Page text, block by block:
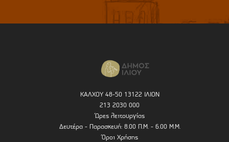
ΚΑΛΧΟΥ 48-50 13122 ΙΛΙΟΝ
213 2030 000
Ώρες λειτουργίας
Δευτέρα - Παρασκευή: 8.00 Π.Μ. - 6.00 Μ.Μ.
Όροι Χρήσης